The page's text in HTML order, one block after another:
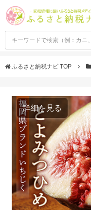
ふるさと納税ナビ TOP
詳細を見る